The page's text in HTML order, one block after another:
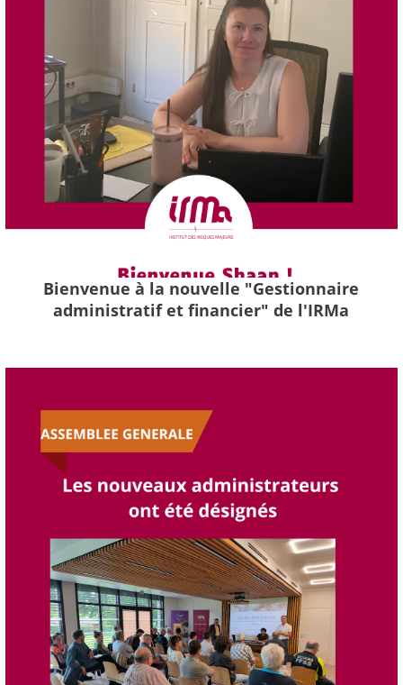
Bienvenue à la nouvelle "Gestionnaire
administratif et financier" de l'IRMa